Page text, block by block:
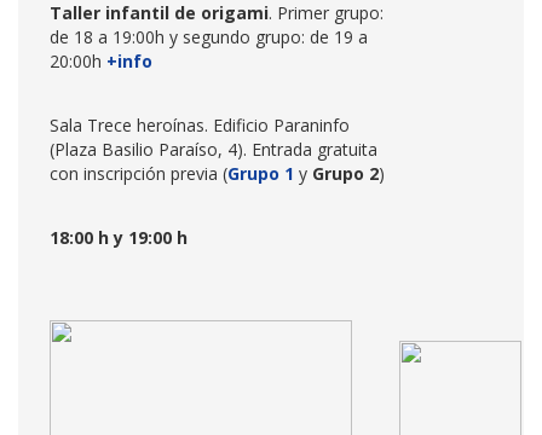
Taller infantil de origami. Primer grupo:
de 18 a 19:00h y segundo grupo: de 19 a
20:00h +info
Sala Trece heroínas. Edificio Paraninfo
(Plaza Basilio Paraíso, 4). Entrada gratuita
con inscripción previa (Grupo 1 y Grupo 2)
18:00 h y 19:00 h